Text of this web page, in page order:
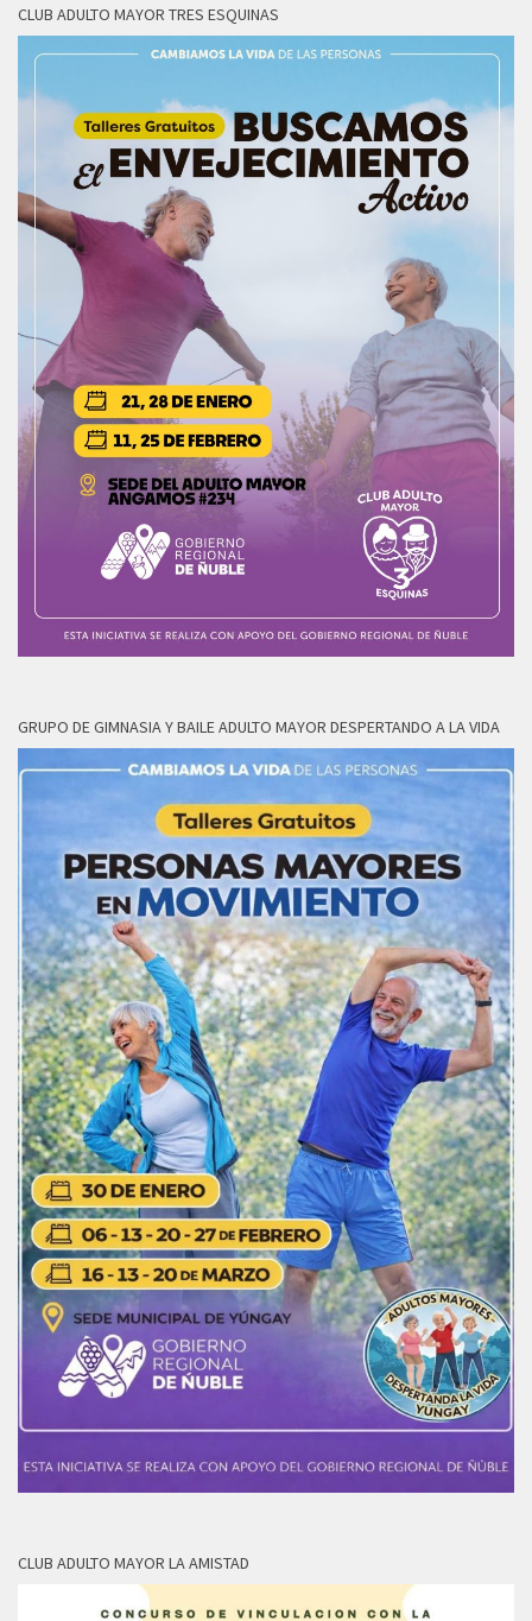
CLUB ADULTO MAYOR TRES ESQUINAS
GRUPO DE GIMNASIA Y BAILE ADULTO MAYOR DESPERTANDO A LA VIDA
CLUB ADULTO MAYOR LA AMISTAD